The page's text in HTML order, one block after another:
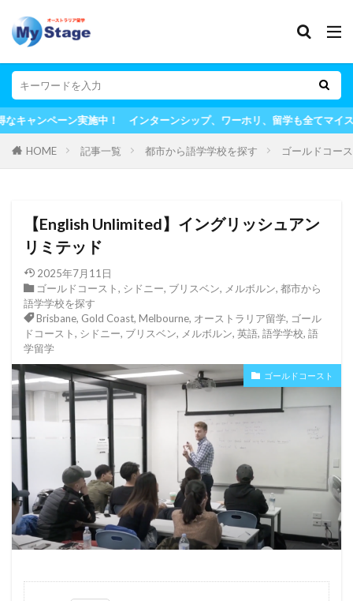
ターンシップ、ワーホリ、留学も全てマイステージにお任せ！
HOME 記事一覧 都市から語学学校を探す ゴールドコー
【English Unlimited】イングリッシュアン
リミテッド
2025年7月11日
ゴールドコースト, シドニー, ブリスベン, メルボルン, 都市から
語学学校を探す
Brisbane, Gold Coast, Melbourne, オーストラリア留学, ゴール
ドコースト, シドニー, ブリスベン, メルボルン, 英語, 語学学校, 語
学留学
ゴールドコースト